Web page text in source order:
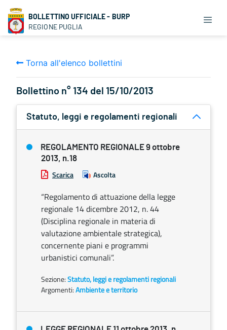
BOLLETTINO UFFICIALE - BURP
REGIONE PUGLIA
Torna all'elenco bollettini
Bollettino n° 134 del 15/10/2013
Statuto, leggi e regolamenti regionali
REGOLAMENTO REGIONALE 9 ottobre
2013, n.18
Scarica Ascolta
“Regolamento di attuazione della legge
regionale 14 dicembre 2012, n. 44
(Disciplina regionale in materia di
valutazione ambientale strategica),
concernente piani e programmi
urbanistici comunali”.
Sezione:Statuto, leggi e regolamenti regionali
Argomenti:Ambiente e territorio